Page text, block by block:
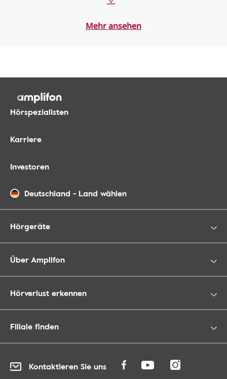
Mehr ansehen
Hörspezialisten
Karriere
Investoren
Deutschland - Land wählen
Hörgeräte
Über Amplifon
Hörverlust erkennen
Filiale finden
Kontaktieren Sie uns